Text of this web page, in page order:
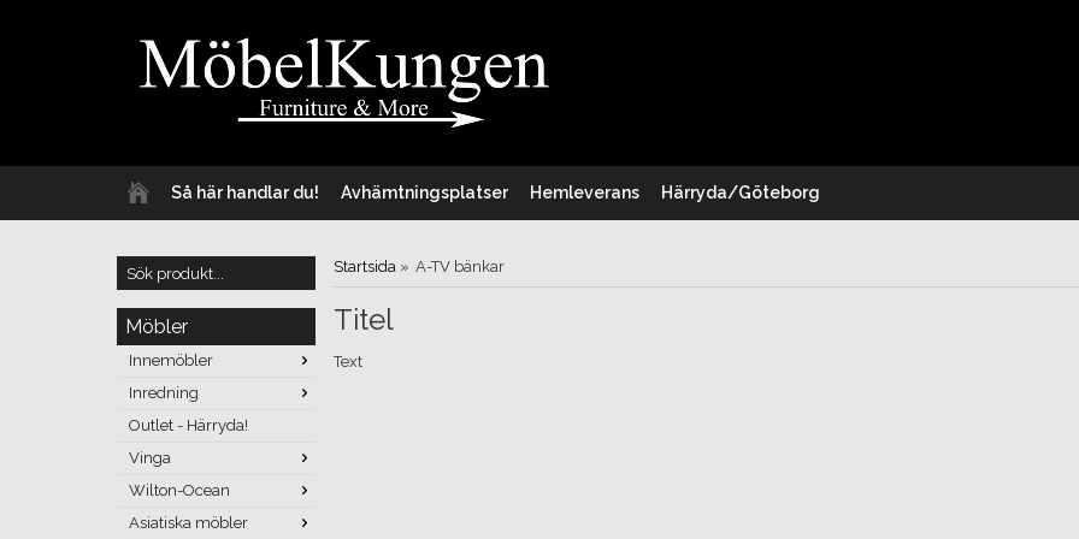
Så här handlar du! Avhämtningsplatser Hemleverans Härryda/Göteborg
Möbler
Innemöbler
Inredning
Outlet - Härryda!
Vinga
Wilton-Ocean
Asiatiska möbler
Startsida » A-TV bänkar
Titel
Text